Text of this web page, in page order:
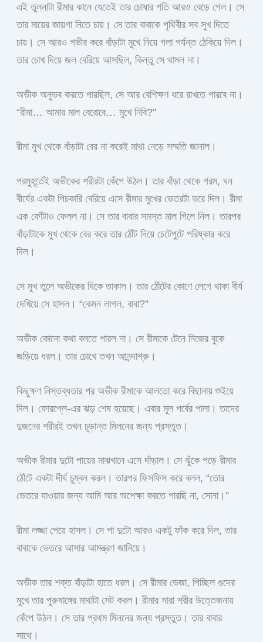
এই তুলনাটা রীমার কানে যেতেই তার চোষার গতি আরও বেড়ে গেল। সে
তার মায়ের জায়গা নিতে চায়। সে তার বাবাকে পৃথিবীর সব সুখ দিতে
চায়। সে আরও গভীর করে বাঁড়াটা মুখে নিয়ে গলা পর্যন্ত ঠেকিয়ে দিল।
তার চোখ দিয়ে জল বেরিয়ে আসছিল, কিন্তু সে থামল না।
অভীক অনুভব করতে পারছিল, সে আর বেশিক্ষণ ধরে রাখতে পারবে না।
“রীমা… আমার মাল বেরোবে… মুখে নিবি?”
রীমা মুখ থেকে বাঁড়াটা বের না করেই মাথা নেড়ে সম্মতি জানাল।
পরমুহূর্তেই অভীকের শরীরটা কেঁপে উঠল। তার বাঁড়া থেকে গরম, ঘন
বীর্যের একটা পিচকারি বেরিয়ে এসে রীমার মুখের ভেতরটা ভরে দিল। রীমা
এক ফোঁটাও ফেলল না। সে তার বাবার সমস্ত মাল গিলে নিল। তারপর
বাঁড়াটাকে মুখ থেকে বের করে তার ঠোঁট দিয়ে চেটেপুটে পরিষ্কার করে
দিল।
সে মুখ তুলে অভীকের দিকে তাকাল। তার ঠোঁটের কোণে লেগে থাকা বীর্য
দেখিয়ে সে হাসল। “কেমন লাগল, বাবা?”
অভীক কোনো কথা বলতে পারল না। সে রীমাকে টেনে নিজের বুকে
জড়িয়ে ধরল। তার চোখে তখন আনন্দাশ্রু।
কিছুক্ষণ নিস্তব্ধতার পর অভীক রীমাকে আলতো করে বিছানায় শুইয়ে
দিল। ফোরপ্লে-এর ঝড় শেষ হয়েছে। এবার মূল পর্বের পালা। তাদের
দুজনের শরীরই তখন চূড়ান্ত মিলনের জন্য প্রস্তুত।
অভীক রীমার দুটো পায়ের মাঝখানে এসে দাঁড়াল। সে ঝুঁকে পড়ে রীমার
ঠোঁটে একটা দীর্ঘ চুম্বন করল। তারপর ফিসফিস করে বলল, “তোর
ভেতরে যাওয়ার জন্য আমি আর অপেক্ষা করতে পারছি না, সোনা।”
রীমা লজ্জা পেয়ে হাসল। সে পা দুটো আরও একটু ফাঁক করে দিল, তার
বাবাকে ভেতরে আসার আমন্ত্রণ জানিয়ে।
অভীক তার শক্ত বাঁড়াটা হাতে ধরল। সে রীমার ভেজা, পিচ্ছিল গুদের
মুখে তার পুরুষাঙ্গের মাথাটা সেট করল। রীমার সারা শরীর উত্তেজনায়
কেঁপে উঠল। সে তার প্রথম মিলনের জন্য প্রস্তুত। তার বাবার
সাথে।